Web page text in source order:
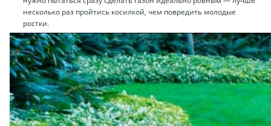
несколько раз пройтись косилкой, чем повредить молодые
ростки.